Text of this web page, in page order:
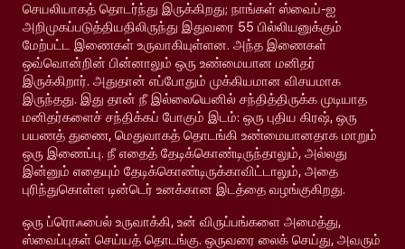
செயலியாகத் தொடர்ந்து இருக்கிறது; நாங்கள் ஸ்வைப்-ஐ
அறிமுகப்படுத்தியதிலிருந்து இதுவரை 55 பில்லியனுக்கும்
மேற்பட்ட இணைகள் உருவாகியுள்ளன. அந்த இணைகள்
ஒவ்வொன்றின் பின்னாலும் ஒரு உண்மையான மனிதர்
இருக்கிறார். அதுதான் எப்போதும் முக்கியமான விசயமாக
இருந்தது. இது தான் நீ இல்லையெனில் சந்தித்திருக்க முடியாத
மனிதர்களைச் சந்திக்கப் போகும் இடம்: ஒரு புதிய கிரஷ், ஒரு
பயணத் துணை, மெதுவாகத் தொடங்கி உண்மையானதாக மாறும்
ஒரு இணைப்பு. நீ எதைத் தேடிக்கொண்டிருந்தாலும், அல்லது
இன்னும் எதையும் தேடிக்கொண்டிருக்காவிட்டாலும், அதை
புரிந்துகொள்ள டின்டெர் உனக்கான இடத்தை வழங்குகிறது.
ஒரு ப்ரொஃபைல் உருவாக்கி, உன் விருப்பங்களை அமைத்து,
ஸ்வைப்புகள் செய்யத் தொடங்கு. ஒருவரை லைக் செய்து, அவரும்